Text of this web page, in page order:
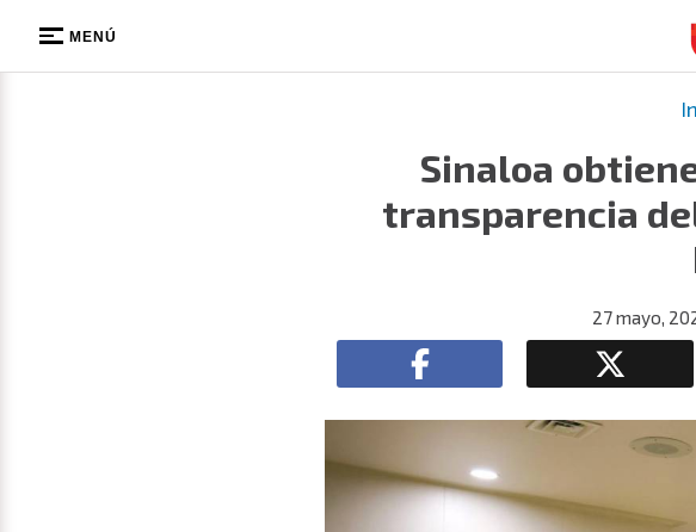
MENÚ
Sinaloa
transparencia
27 mayo,